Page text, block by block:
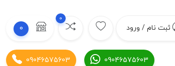
ثبت نام / ورود
0
0
09046575603
09046575603